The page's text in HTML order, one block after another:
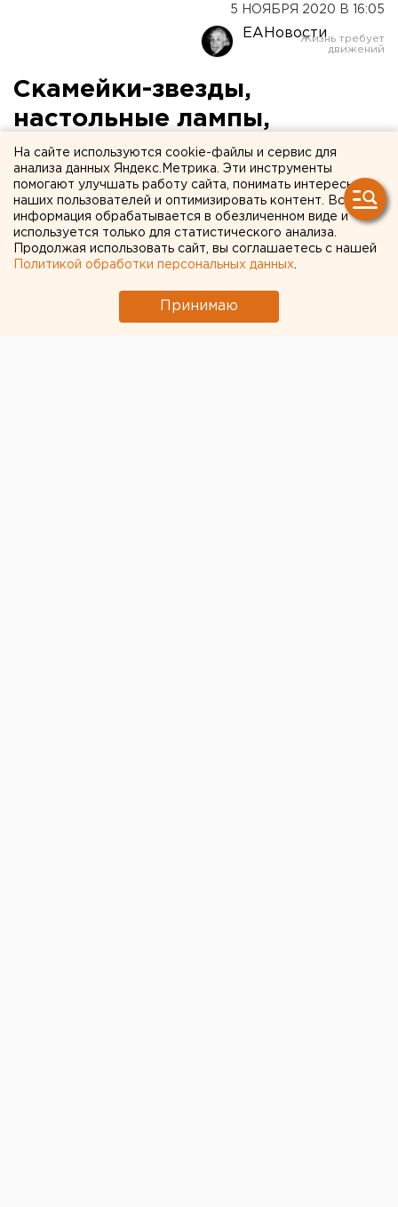
5 НОЯБРЯ 2020 В 16:05
ЕАНовости
Скамейки-звезды,
настольные лампы,
гирлянды. Как Челябинск
украсят к Новому году
На сайте используются cookie-файлы и сервис для
анализа данных Яндекс.Метрика. Эти инструменты
помогают улучшать работу сайта, понимать интересы
наших пользователей и оптимизировать контент. Вся
информация обрабатывается в обезличенном виде и
используется только для статистического анализа.
Продолжая использовать сайт, вы соглашаетесь с нашей
Политикой обработки персональных данных
Принимаю